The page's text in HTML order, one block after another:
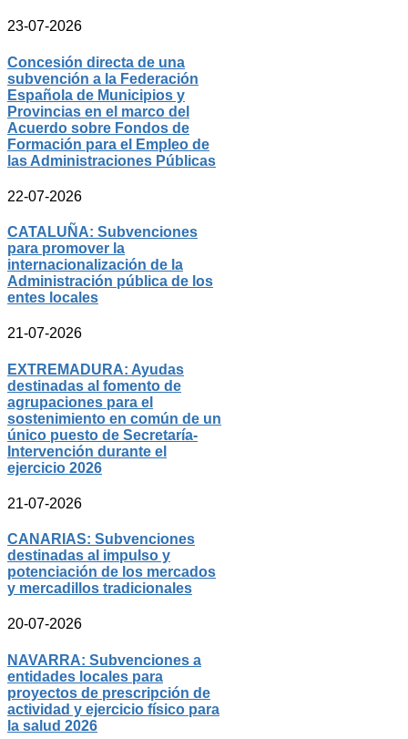
23-07-2026
Concesión directa de una
subvención a la Federación
Española de Municipios y
Provincias en el marco del
Acuerdo sobre Fondos de
Formación para el Empleo de
las Administraciones Públicas
22-07-2026
CATALUÑA: Subvenciones
para promover la
internacionalización de la
Administración pública de los
entes locales
21-07-2026
EXTREMADURA: Ayudas
destinadas al fomento de
agrupaciones para el
sostenimiento en común de un
único puesto de Secretaría-
Intervención durante el
ejercicio 2026
21-07-2026
CANARIAS: Subvenciones
destinadas al impulso y
potenciación de los mercados
y mercadillos tradicionales
20-07-2026
NAVARRA: Subvenciones a
entidades locales para
proyectos de prescripción de
actividad y ejercicio físico para
la salud 2026